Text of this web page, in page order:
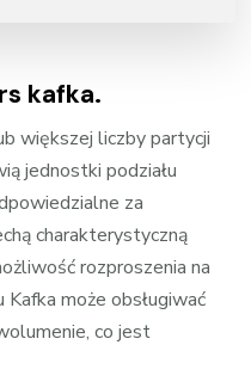
kafka.
większej liczby partycji
jednostki podziału
za
charakterystyczną
rozproszenia na
może obsługiwać
co jest